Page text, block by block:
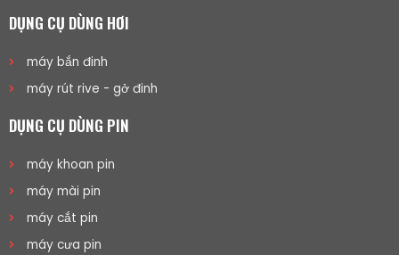
DỤNG CỤ DÙNG HƠI
máy bắn đinh
máy rút rive - gở đinh
DỤNG CỤ DÙNG PIN
máy khoan pin
máy mài pin
máy cắt pin
máy cưa pin